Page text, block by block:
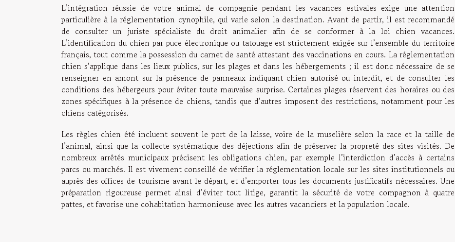
L’intégration réussie de votre animal de compagnie pendant les vacances estivales exige une attention
particulière à la réglementation cynophile, qui varie selon la destination. Avant de partir, il est recommandé
de consulter un juriste spécialiste du droit animalier afin de se conformer à la loi chien vacances.
L’identification du chien par puce électronique ou tatouage est strictement exigée sur l’ensemble du territoire
français, tout comme la possession du carnet de santé attestant des vaccinations en cours. La réglementation
chien s’applique dans les lieux publics, sur les plages et dans les hébergements ; il est donc nécessaire de se
renseigner en amont sur la présence de panneaux indiquant chien autorisé ou interdit, et de consulter les
conditions des hébergeurs pour éviter toute mauvaise surprise. Certaines plages réservent des horaires ou des
zones spécifiques à la présence de chiens, tandis que d’autres imposent des restrictions, notamment pour les
chiens catégorisés.
Les règles chien été incluent souvent le port de la laisse, voire de la muselière selon la race et la taille de
l’animal, ainsi que la collecte systématique des déjections afin de préserver la propreté des sites visités. De
nombreux arrêtés municipaux précisent les obligations chien, par exemple l’interdiction d’accès à certains
parcs ou marchés. Il est vivement conseillé de vérifier la réglementation locale sur les sites institutionnels ou
auprès des offices de tourisme avant le départ, et d’emporter tous les documents justificatifs nécessaires. Une
préparation rigoureuse permet ainsi d’éviter tout litige, garantit la sécurité de votre compagnon à quatre
pattes, et favorise une cohabitation harmonieuse avec les autres vacanciers et la population locale.